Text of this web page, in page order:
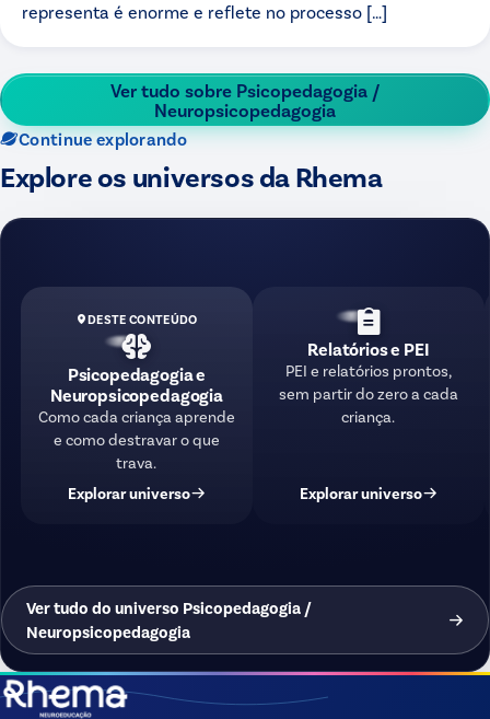
representa é enorme e reflete no processo […]
Ver tudo sobre Psicopedagogia /
Neuropsicopedagogia
Continue explorando
Explore os universos da Rhema
DESTE CONTEÚDO
Psicopedagogia e
Neuropsicopedagogia
Como cada criança aprende
e como destravar o que
trava.
Explorar universo
Relatórios e PEI
PEI e relatórios prontos,
sem partir do zero a cada
criança.
Explorar universo
Ver tudo do universo Psicopedagogia /
Neuropsicopedagogia